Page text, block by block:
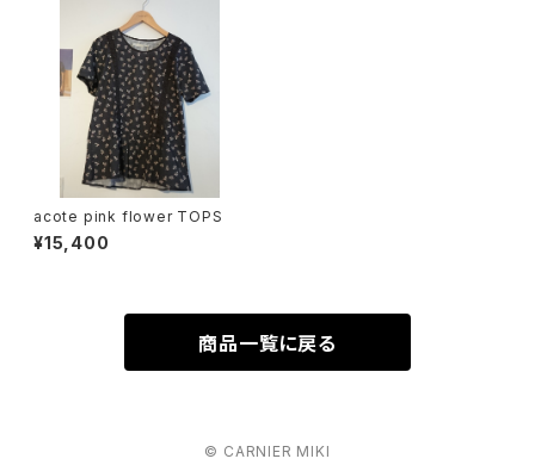
acote pink flower TOPS
¥15,400
商品一覧に戻る
© CARNIER MIKI